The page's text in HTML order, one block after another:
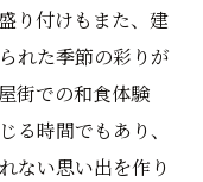
り付けもまた、建
れた季節の彩りが
街での和食体験
る時間でもあり、
ない思い出を作り